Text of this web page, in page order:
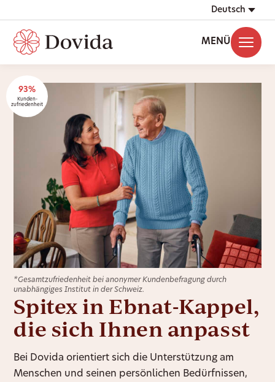
Deutsch
MENÜ
93%
Kunden-
zufriedenheit
*Gesamtzufriedenheit bei anonymer Kundenbefragung durch
unabhängiges Institut in der Schweiz.
Spitex in Ebnat-Kappel,
die sich Ihnen anpasst
Bei Dovida orientiert sich die Unterstützung am
Menschen und seinen persönlichen Bedürfnissen,